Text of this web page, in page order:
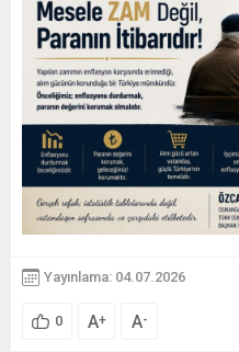
Yayınlama: 04.07.2026
0 A+ A-